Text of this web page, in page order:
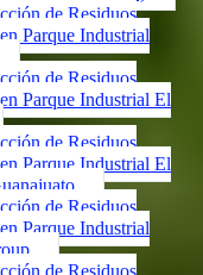
de Residuos
Parque Industrial
de Residuos
Parque Industrial El
de Residuos
Parque Industrial El
de Residuos
Parque Industrial
de Residuos